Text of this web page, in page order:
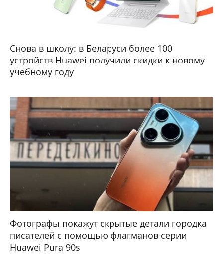
Снова в школу: в Беларуси более 100
устройств Huawei получили скидки к новому
учебному году
Фотографы покажут скрытые детали городка
писателей с помощью флагманов серии
Huawei Pura 90s